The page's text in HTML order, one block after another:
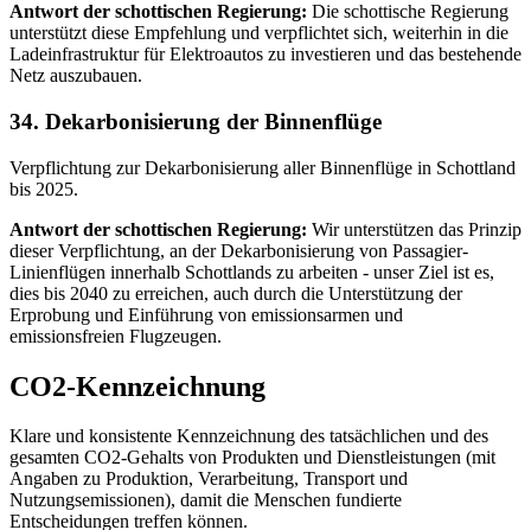
Antwort der schottischen Regierung: Die schottische Regierung
unterstützt diese Empfehlung und verpflichtet sich, weiterhin in die
Ladeinfrastruktur für Elektroautos zu investieren und das bestehende
Netz auszubauen.
34. Dekarbonisierung der Binnenflüge
Verpflichtung zur Dekarbonisierung aller Binnenflüge in Schottland
bis 2025.
Antwort der schottischen Regierung: Wir unterstützen das Prinzip
dieser Verpflichtung, an der Dekarbonisierung von Passagier-
Linienflügen innerhalb Schottlands zu arbeiten - unser Ziel ist es,
dies bis 2040 zu erreichen, auch durch die Unterstützung der
Erprobung und Einführung von emissionsarmen und
emissionsfreien Flugzeugen.
CO2-Kennzeichnung
Klare und konsistente Kennzeichnung des tatsächlichen und des
gesamten CO2-Gehalts von Produkten und Dienstleistungen (mit
Angaben zu Produktion, Verarbeitung, Transport und
Nutzungsemissionen), damit die Menschen fundierte
Entscheidungen treffen können.